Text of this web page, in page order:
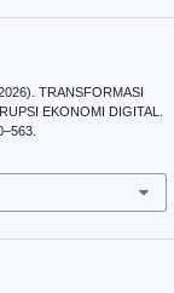
TRANSFORMASI
EKONOMI DIGITAL.